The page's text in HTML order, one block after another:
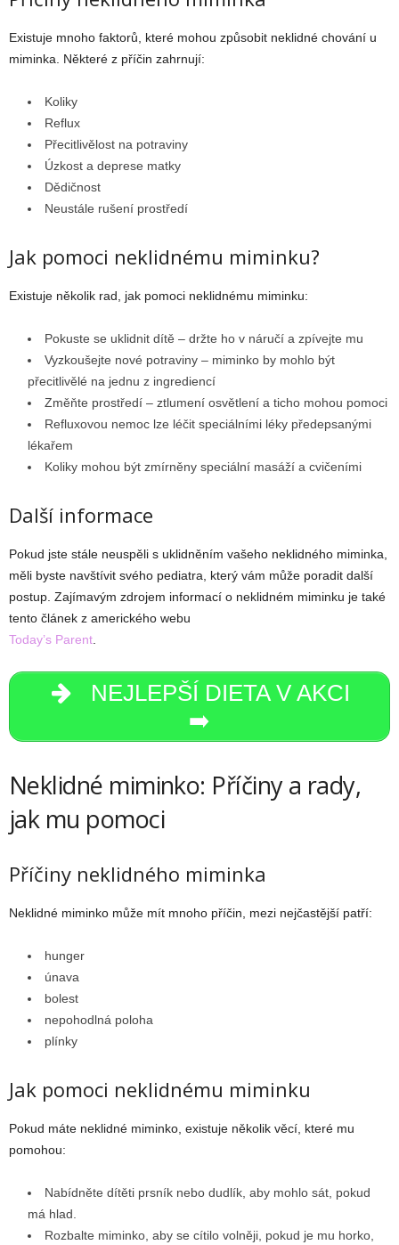
Existuje mnoho faktorů, které mohou způsobit neklidné chování u
miminka. Některé z příčin zahrnují:
Koliky
Reflux
Přecitlivělost na potraviny
Úzkost a deprese matky
Dědičnost
Neustále rušení prostředí
Jak pomoci neklidnému miminku?
Existuje několik rad, jak pomoci neklidnému miminku:
Pokuste se uklidnit dítě – držte ho v náručí a zpívejte mu
Vyzkoušejte nové potraviny – miminko by mohlo být
přecitlivělé na jednu z ingrediencí
Změňte prostředí – ztlumení osvětlení a ticho mohou pomoci
Refluxovou nemoc lze léčit speciálními léky předepsanými
lékařem
Koliky mohou být zmírněny speciální masáží a cvičeními
Další informace
Pokud jste stále neuspěli s uklidněním vašeho neklidného miminka,
měli byste navštívit svého pediatra, který vám může poradit další
postup. Zajímavým zdrojem informací o neklidném miminku je také
tento článek z amerického webu
Today’s Parent.
NEJLEPŠÍ DIETA V AKCI
➡️
Neklidné miminko: Příčiny a rady,
jak mu pomoci
Příčiny neklidného miminka
Neklidné miminko může mít mnoho příčin, mezi nejčastější patří:
hunger
únava
bolest
nepohodlná poloha
plínky
Jak pomoci neklidnému miminku
Pokud máte neklidné miminko, existuje několik věcí, které mu
pomohou:
Nabídněte dítěti prsník nebo dudlík, aby mohlo sát, pokud
má hlad.
Rozbalte miminko, aby se cítilo volněji, pokud je mu horko,